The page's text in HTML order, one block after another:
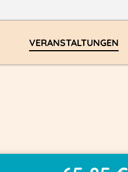
VERANSTALTUNGEN